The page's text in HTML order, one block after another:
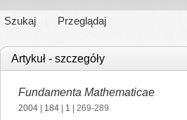
Szukaj Przeglądaj
Artykuł - szczegóły
Fundamenta Mathematicae
2004 184 1 | 269-289